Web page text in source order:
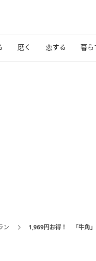
磨く 恋する 暮ら
ン 1,969円お得！ 「牛角」